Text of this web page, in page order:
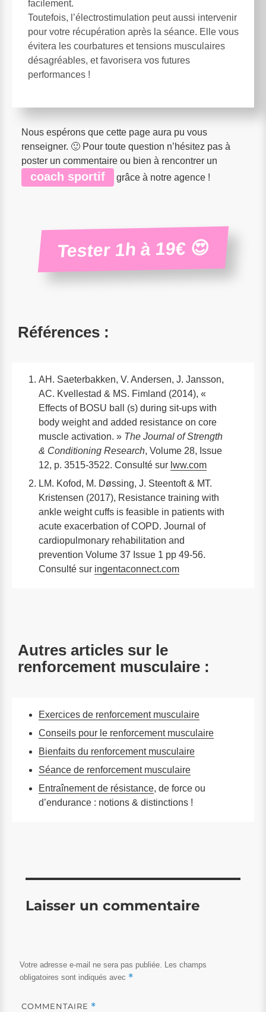
facilement.
Toutefois, l’électrostimulation peut aussi intervenir
pour votre récupération après la séance. Elle vous
évitera les courbatures et tensions musculaires
désagréables, et favorisera vos futures
performances !
Nous espérons que cette page aura pu vous
renseigner. 🙂 Pour toute question n’hésitez pas à
poster un commentaire ou bien à rencontrer un
coach sportif grâce à notre agence !
Tester 1h à 19€ 😍
Références :
AH. Saeterbakken, V. Andersen, J. Jansson,
AC. Kvellestad & MS. Fimland (2014), «
Effects of BOSU ball (s) during sit-ups with
body weight and added resistance on core
muscle activation. » The Journal of Strength
& Conditioning Research, Volume 28, Issue
12, p. 3515-3522. Consulté sur lww.com
LM. Kofod, M. Døssing, J. Steentoft & MT.
Kristensen (2017), Resistance training with
ankle weight cuffs is feasible in patients with
acute exacerbation of COPD. Journal of
cardiopulmonary rehabilitation and
prevention Volume 37 Issue 1 pp 49-56.
Consulté sur ingentaconnect.com
Autres articles sur le
renforcement musculaire :
Exercices de renforcement musculaire
Conseils pour le renforcement musculaire
Bienfaits du renforcement musculaire
Séance de renforcement musculaire
Entraînement de résistance, de force ou
d’endurance : notions & distinctions !
Laisser un commentaire
Votre adresse e-mail ne sera pas publiée.
Les champs
obligatoires sont indiqués avec *
COMMENTAIRE *